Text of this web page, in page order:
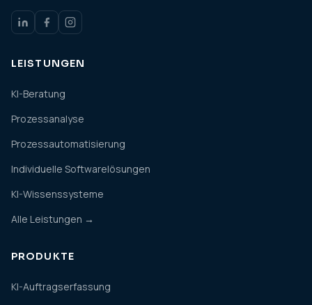
LEISTUNGEN
KI-Beratung
Prozessanalyse
Prozessautomatisierung
Individuelle Softwarelösungen
KI-Wissenssysteme
Alle Leistungen →
PRODUKTE
KI-Auftragserfassung